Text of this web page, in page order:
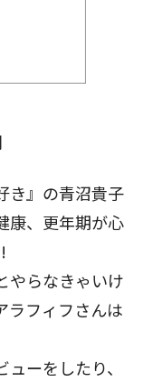
き』の青沼貴子
康、更年期が心
やらなきゃいけ
ラフィフさんは
ーをしたり、